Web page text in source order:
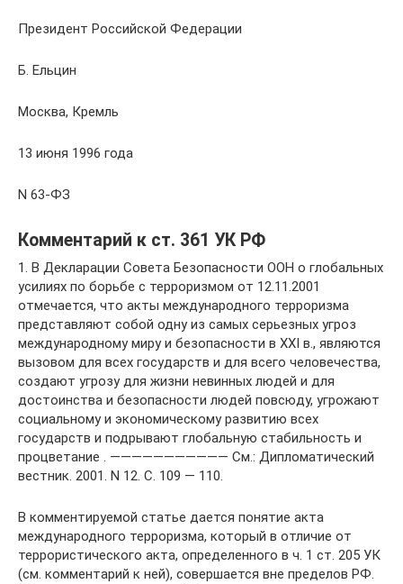
Президент Российской Федерации
Б. Ельцин
Москва, Кремль
13 июня 1996 года
N 63-ФЗ
Комментарий к ст. 361 УК РФ
1. В Декларации Совета Безопасности ООН о глобальных
усилиях по борьбе с терроризмом от 12.11.2001
отмечается, что акты международного терроризма
представляют собой одну из самых серьезных угроз
международному миру и безопасности в XXI в., являются
вызовом для всех государств и для всего человечества,
создают угрозу для жизни невинных людей и для
достоинства и безопасности людей повсюду, угрожают
социальному и экономическому развитию всех
государств и подрывают глобальную стабильность и
процветание . ——————————— См.: Дипломатический
вестник. 2001. N 12. С. 109 — 110.
В комментируемой статье дается понятие акта
международного терроризма, который в отличие от
террористического акта, определенного в ч. 1 ст. 205 УК
(см. комментарий к ней), совершается вне пределов РФ.